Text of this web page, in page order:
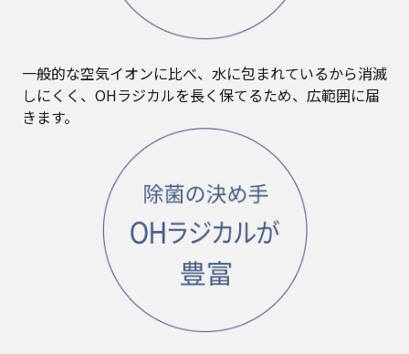
一般的な空気イオンに比べ、水に包まれているから消滅
しにくく、OHラジカルを長く保てるため、広範囲に届
きます。